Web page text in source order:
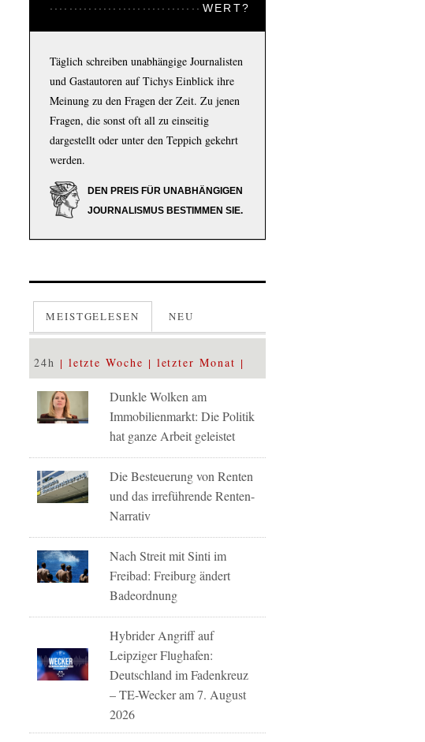
WERT?
Täglich schreiben unabhängige Journalisten
und Gastautoren auf Tichys Einblick ihre
Meinung zu den Fragen der Zeit. Zu jenen
Fragen, die sonst oft all zu einseitig
dargestellt oder unter den Teppich gekehrt
werden.
DEN PREIS FÜR UNABHÄNGIGEN
JOURNALISMUS BESTIMMEN SIE.
MEISTGELESEN NEU
24h letzte Woche letzter Monat
Dunkle Wolken am
Immobilienmarkt: Die Politik
hat ganze Arbeit geleistet
Die Besteuerung von Renten
und das irreführende Renten-
Narrativ
Nach Streit mit Sinti im
Freibad: Freiburg ändert
Badeordnung
Hybrider Angriff auf
Leipziger Flughafen:
Deutschland im Fadenkreuz
– TE-Wecker am 7. August
2026